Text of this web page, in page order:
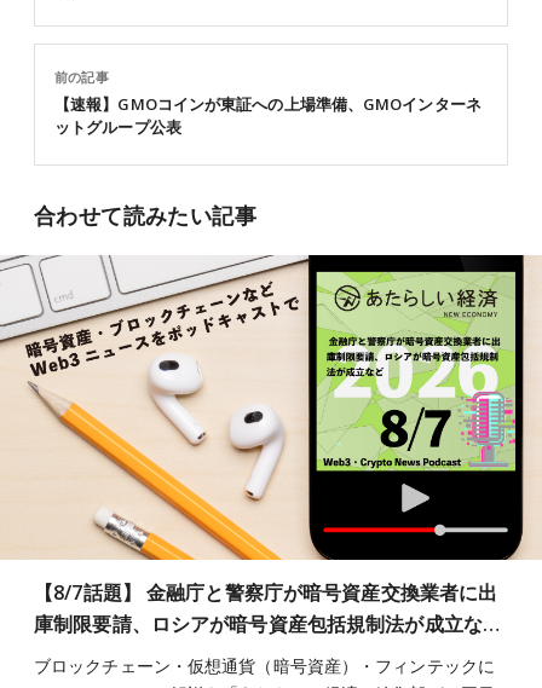
前の記事
【速報】GMOコインが東証への上場準備、GMOインターネ
ットグループ公表
合わせて読みたい記事
【8/7話題】 金融庁と警察庁が暗号資産交換業者に出
庫制限要請、ロシアが暗号資産包括規制法が成立な…
ブロックチェーン・仮想通貨（暗号資産）・フィンテックに